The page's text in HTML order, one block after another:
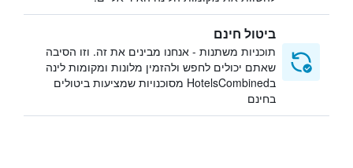
ביטול חינם
תוכניות משתנות - אנחנו מבינים את זה. וזו הסיבה
שאתם יכולים לחפש ולהזמין מלונות ומקומות לינה
בHotelsCombined מסוכנויות שמציעות ביטולים
בחינם